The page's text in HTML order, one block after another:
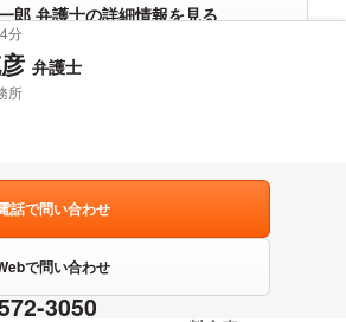
郎 弁護士の詳細情報を見る
分
弁護士
所
話で問い合わせ
で問い合わせ
3050